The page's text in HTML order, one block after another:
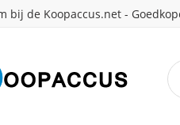
bij de Koopaccus.net -